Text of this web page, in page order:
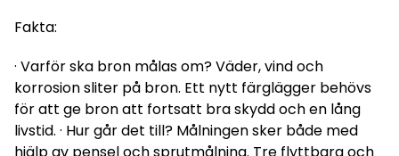
Fakta:
· Varför ska bron målas om? Väder, vind och
korrosion sliter på bron. Ett nytt färglägger behövs
för att ge bron att fortsatt bra skydd och en lång
livstid. · Hur går det till? Målningen sker både med